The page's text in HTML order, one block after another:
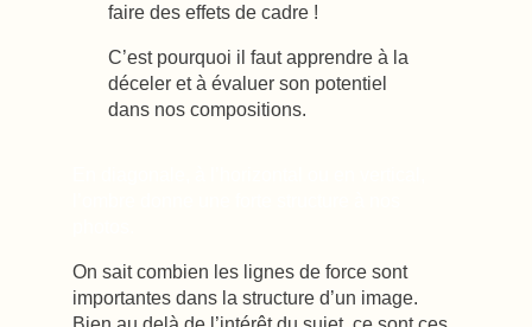
faire des effets de cadre !
C’est pourquoi il faut apprendre à la
déceler et à évaluer son potentiel
dans nos compositions.
On sait combien les lignes de force sont
importantes dans la structure d’un image.